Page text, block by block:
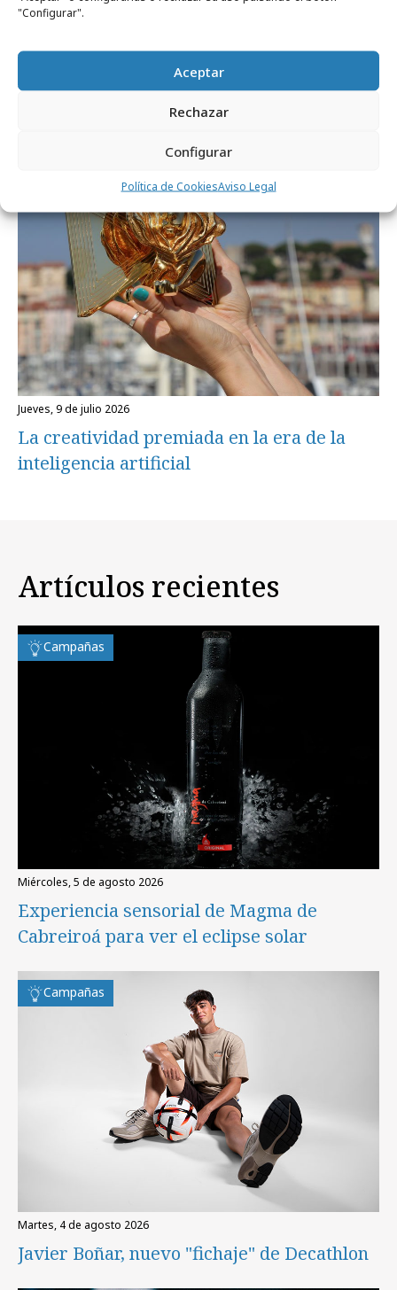
"Configurar".
Aceptar
Rechazar
Configurar
Política de CookiesAviso Legal
La nueva fórmula del éxito creativo: IA +
jueves, 9 de julio 2026
La creatividad premiada en la era de la
inteligencia artificial
Artículos recientes
Campañas
miércoles, 5 de agosto 2026
Experiencia sensorial de Magma de
Cabreiroá para ver el eclipse solar
Campañas
martes, 4 de agosto 2026
Javier Boñar, nuevo "fichaje" de Decathlon